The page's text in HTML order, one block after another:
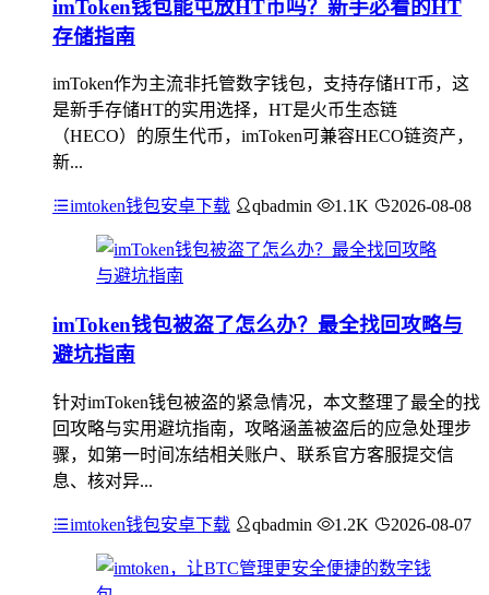
imToken钱包能屯放HT币吗？新手必看的HT
存储指南
imToken作为主流非托管数字钱包，支持存储HT币，这
是新手存储HT的实用选择，HT是火币生态链
（HECO）的原生代币，imToken可兼容HECO链资产，
新...
imtoken钱包安卓下载 qbadmin 1.1K 2026-08-08
imToken钱包被盗了怎么办？最全找回攻略与
避坑指南
针对imToken钱包被盗的紧急情况，本文整理了最全的找
回攻略与实用避坑指南，攻略涵盖被盗后的应急处理步
骤，如第一时间冻结相关账户、联系官方客服提交信
息、核对异...
imtoken钱包安卓下载 qbadmin 1.2K 2026-08-07